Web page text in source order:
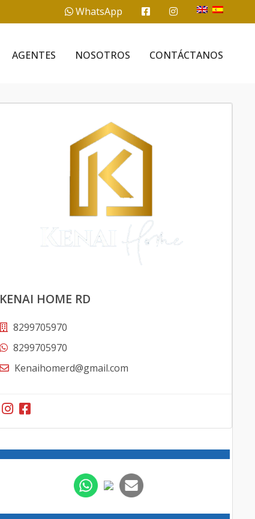
WhatsApp
AGENTES NOSOTROS CONTÁCTANOS
KENAI HOME RD
8299705970
8299705970
Kenaihomerd@gmail.com